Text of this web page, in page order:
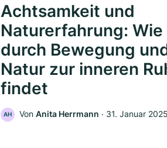
Achtsamkeit und
Naturerfahrung: Wie
durch Bewegung
Natur zur inneren
findet
AH Von Anita Herrmann ‧ 31. Januar 2025